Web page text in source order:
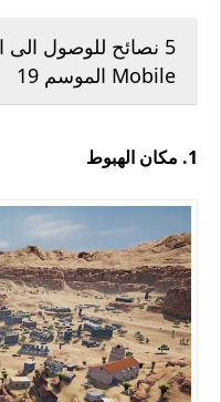
Mobile الموسم 19
1. مكان الهبوط